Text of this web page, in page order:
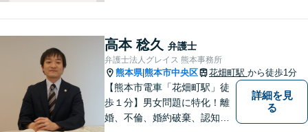
高本 稔久 弁護士
弁護士法人グレイス 熊本事務所
熊本県|熊本市中央区 花畑町駅 から徒歩1分
【熊本市電車「花畑町駅」徒
歩１分】男女問題に特化！離
婚、不倫、婚約破棄、認知、
詳細を見
る